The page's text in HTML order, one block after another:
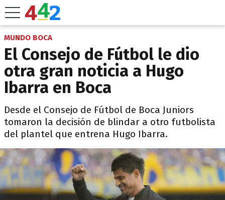
MUNDO BOCA
El Consejo de Fútbol le dio
otra gran noticia a Hugo
Ibarra en Boca
Desde el Consejo de Fútbol de Boca Juniors
tomaron la decisión de blindar a otro futbolista
del plantel que entrena Hugo Ibarra.